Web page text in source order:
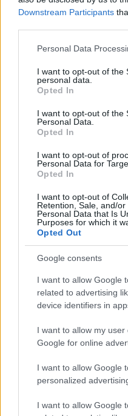
Downstream Participants
Please note that this
not limited to your visit or
grant or deny consent to
use your data for below
consent section.
Personal Data
I want to opt-out of the
personal data.
Opted In
I want to opt-out of the
Personal Data.
Opted In
I want to opt-out of
Personal Data for
Opted In
I want to opt-out of
Retention, Sale, and/
Personal Data that Is
Purposes for which it
Opted Out
Google consents
I want to allow Google
related to advertising
device identifiers in
I want to allow my
Google for online
I want to allow Google
personalized
I want to allow Google
L’histoire a été rapportée
John semblait
tout de même réussi à se
devant ses fans au
Julien